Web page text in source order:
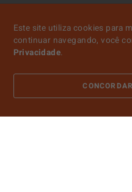
Este site utiliza cookies para
continuar navegando, você
Privacidade.